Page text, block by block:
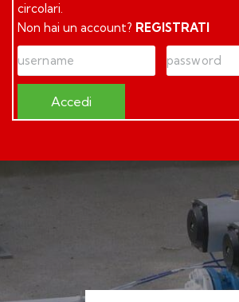
circolari.
Non hai un account? REGISTRATI
Accedi